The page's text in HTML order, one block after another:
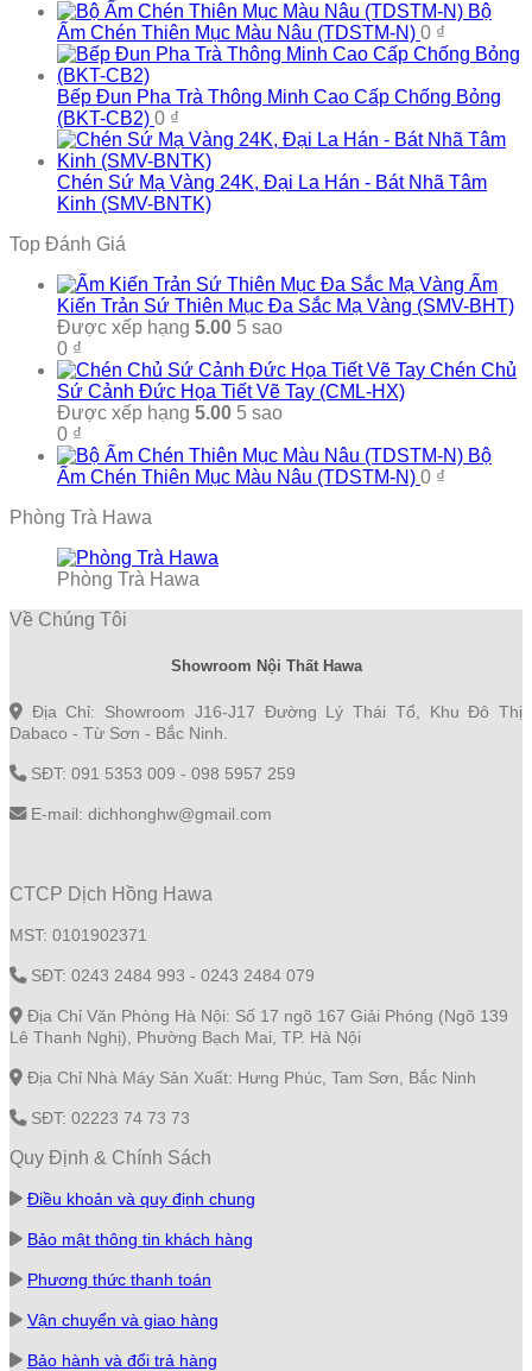
Bộ
Ấm Chén Thiên Mục Màu Nâu (TDSTM-N) 0 ₫
Bếp Đun Pha Trà Thông Minh Cao Cấp Chống Bỏng
(BKT-CB2) 0 ₫
Chén Sứ Mạ Vàng 24K, Đại La Hán - Bát Nhã Tâm
Kinh (SMV-BNTK)
Top Đánh Giá
Ấm
Kiến Trản Sứ Thiên Mục Đa Sắc Mạ Vàng (SMV-BHT)
Được xếp hạng 5.00 5 sao
0 ₫
Chén Chủ
Sứ Cảnh Đức Họa Tiết Vẽ Tay (CML-HX)
Được xếp hạng 5.00 5 sao
0 ₫
Bộ
Ấm Chén Thiên Mục Màu Nâu (TDSTM-N) 0 ₫
Phòng Trà Hawa
Phòng Trà Hawa
Về Chúng Tôi
Showroom Nội Thất Hawa
Địa Chỉ: Showroom J16-J17 Đường Lý Thái Tổ, Khu Đô Thị
Dabaco - Từ Sơn - Bắc Ninh.
SĐT: 091 5353 009 - 098 5957 259
E-mail: dichhonghw@gmail.com
CTCP Dịch Hồng Hawa
MST: 0101902371
SĐT: 0243 2484 993 - 0243 2484 079
Địa Chỉ Văn Phòng Hà Nội: Số 17 ngõ 167 Giải Phóng (Ngõ 139
Lê Thanh Nghị), Phường Bạch Mai, TP. Hà Nội
Địa Chỉ Nhà Máy Sản Xuất: Hưng Phúc, Tam Sơn, Bắc Ninh
SĐT: 02223 74 73 73
Quy Định & Chính Sách
Điều khoản và quy định chung
Bảo mật thông tin khách hàng
Phương thức thanh toán
Vận chuyển và giao hàng
Bảo hành và đổi trả hàng